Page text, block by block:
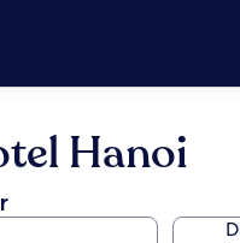
Hanoi